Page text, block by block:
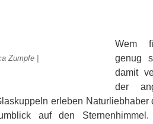
Zumpfe |
Wem
genug
damit
der
erleben Naturliebhaber
auf den